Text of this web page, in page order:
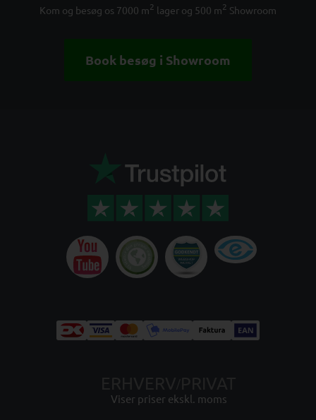
Kom og besøg os 7000 m2 lager og 500 m2 Showroom
Book besøg i Showroom
Viser priser ekskl. moms